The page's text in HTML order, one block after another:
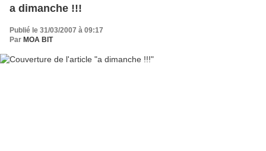
a dimanche !!!
Publié le 31/03/2007 à 09:17
Par MOA BIT